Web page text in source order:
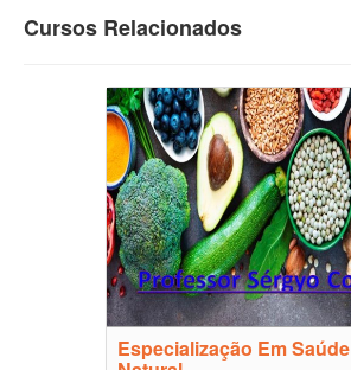
Cursos Relacionados
Especialização Em Saúde